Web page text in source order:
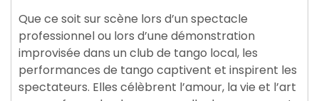
Que ce soit sur scène lors d’un spectacle
professionnel ou lors d’une démonstration
improvisée dans un club de tango local, les
performances de tango captivent et inspirent les
spectateurs. Elles célèbrent l’amour, la vie et l’art